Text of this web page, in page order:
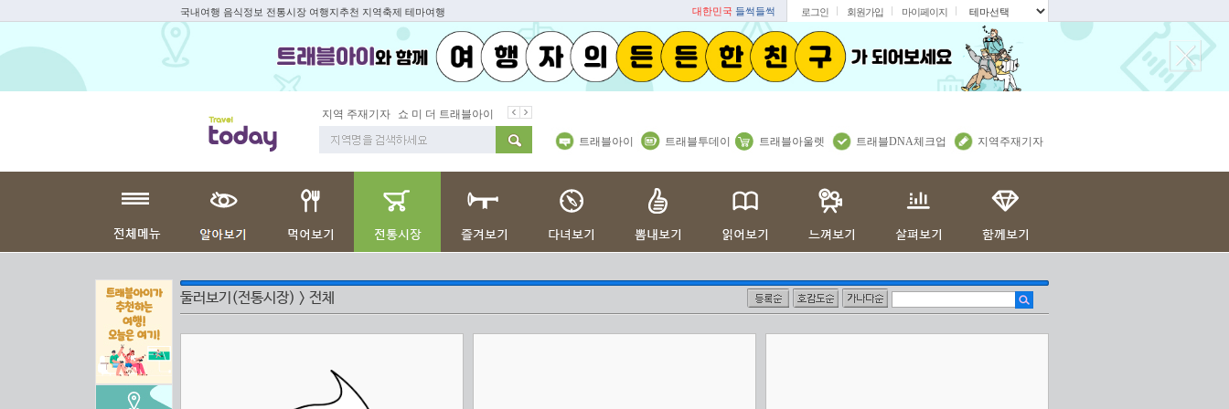
국내여행 음식정보 전통시장 여행지추천 지역축제 테마여행 대한민국 들썩들썩 로그인 회원가입 마이페이지
봄꽃 벚꽃명소
지역 주재기자 쇼 미 더 트래블아이
트래블아이 트래블투데이 트래블아울렛 트래블DNA체크업 지역주재기자
둘러보기(전통시장) > 전체